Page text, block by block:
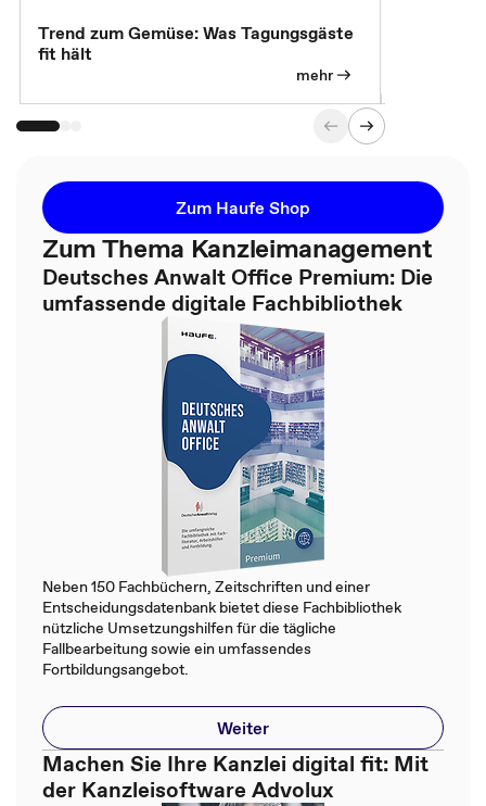
Trend zum Gemüse: Was Tagungsgäste
fit hält
mehr
Zum Haufe Shop
Zum Thema Kanzleimanagement
Deutsches Anwalt Office Premium: Die
umfassende digitale Fachbibliothek
Neben 150 Fachbüchern, Zeitschriften und einer
Entscheidungsdatenbank bietet diese Fachbibliothek
nützliche Umsetzungshilfen für die tägliche
Fallbearbeitung sowie ein umfassendes
Fortbildungsangebot.
Weiter
Machen Sie Ihre Kanzlei digital fit: Mit
der Kanzleisoftware Advolux